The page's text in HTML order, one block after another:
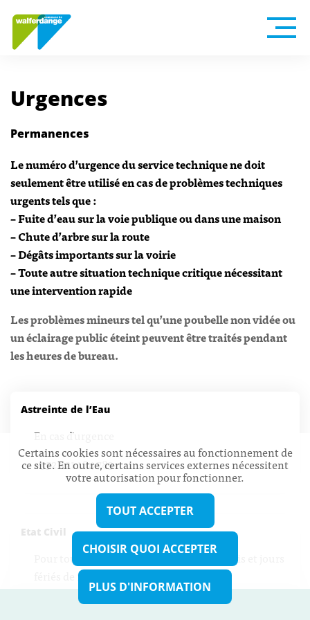
Urgences
Permanences
Le numéro d’urgence du service technique ne doit
seulement être utilisé en cas de problèmes techniques
urgents tels que :
– Fuite d’eau sur la voie publique ou dans une maison
– Chute d’arbre sur la route
– Dégâts importants sur la voirie
– Toute autre situation technique critique nécessitant
une intervention rapide
Les problèmes mineurs tel qu’une poubelle non vidée ou
un éclairage public éteint peuvent être traités pendant
les heures de bureau.
Astreinte de l’Eau
En cas d'urgence
+352 621 184 783
Etat Civil
Pour toute déclaration de décès les samedis et jours
fériés de 10h00 à 12h00:
691 509 694
Certains cookies sont nécessaires au fonctionnement de
ce site. En outre, certains services externes nécessitent
votre autorisation pour fonctionner.
TOUT ACCEPTER
CHOISIR QUOI ACCEPTER
PLUS D'INFORMATION